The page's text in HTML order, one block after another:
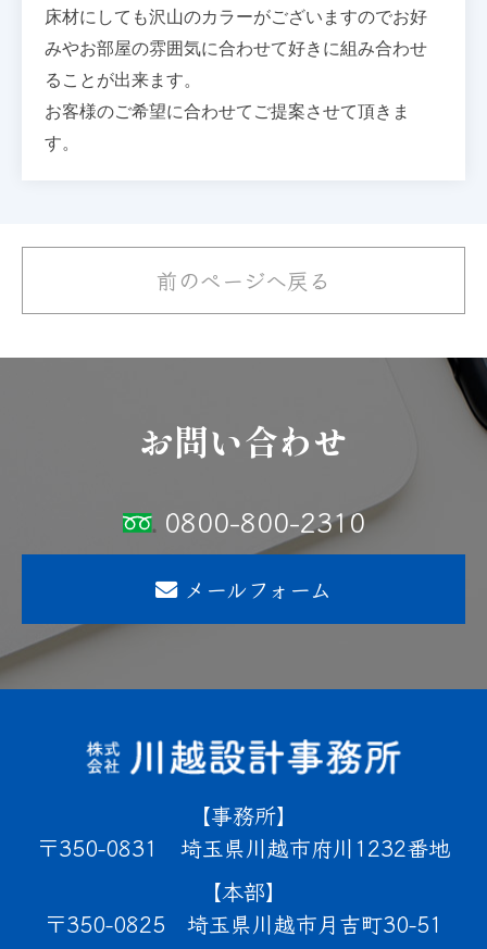
床材にしても沢山のカラーがございますのでお好
みやお部屋の雰囲気に合わせて好きに組み合わせ
ることが出来ます。
お客様のご希望に合わせてご提案させて頂きま
す。
前のページへ戻る
お問い合わせ
0800-800-2310
メールフォーム
事務所
350-0831
埼玉県川越市府川1232番地
本部
350-0825
埼玉県川越市月吉町30-51